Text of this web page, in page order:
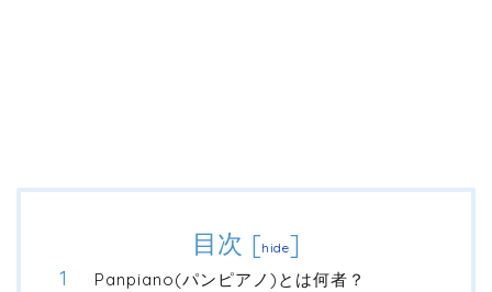
目次 [hide]
Panpiano(パンピアノ)とは何者？